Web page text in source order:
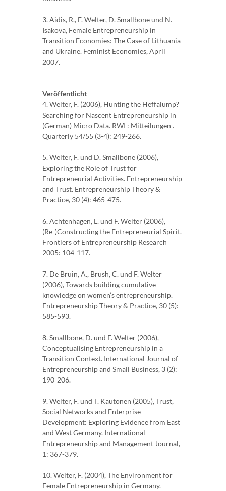
3. Aidis, R., F. Welter, D. Smallbone und N.
Isakova, Female Entrepreneurship in
Transition Economies: The Case of Lithuania
and Ukraine. Feminist Economies, April
2007.
Veröffentlicht
4. Welter, F. (2006), Hunting the Heffalump?
Searching for Nascent Entrepreneurship in
(German) Micro Data. RWI : Mitteilungen .
Quarterly 54/55 (3-4): 249-266.
5. Welter, F. und D. Smallbone (2006),
Exploring the Role of Trust for
Entrepreneurial Activities. Entrepreneurship
and Trust. Entrepreneurship Theory &
Practice, 30 (4): 465-475.
6. Achtenhagen, L. und F. Welter (2006),
(Re-)Constructing the Entrepreneurial Spirit.
Frontiers of Entrepreneurship Research
2005: 104-117.
7. De Bruin, A., Brush, C. und F. Welter
(2006), Towards building cumulative
knowledge on women’s entrepreneurship.
Entrepreneurship Theory & Practice, 30 (5):
585-593.
8. Smallbone, D. und F. Welter (2006),
Conceptualising Entrepreneurship in a
Transition Context. International Journal of
Entrepreneurship and Small Business, 3 (2):
190-206.
9. Welter, F. und T. Kautonen (2005), Trust,
Social Networks and Enterprise
Development: Exploring Evidence from East
and West Germany. International
Entrepreneurship and Management Journal,
1: 367-379.
10. Welter, F. (2004), The Environment for
Female Entrepreneurship in Germany.